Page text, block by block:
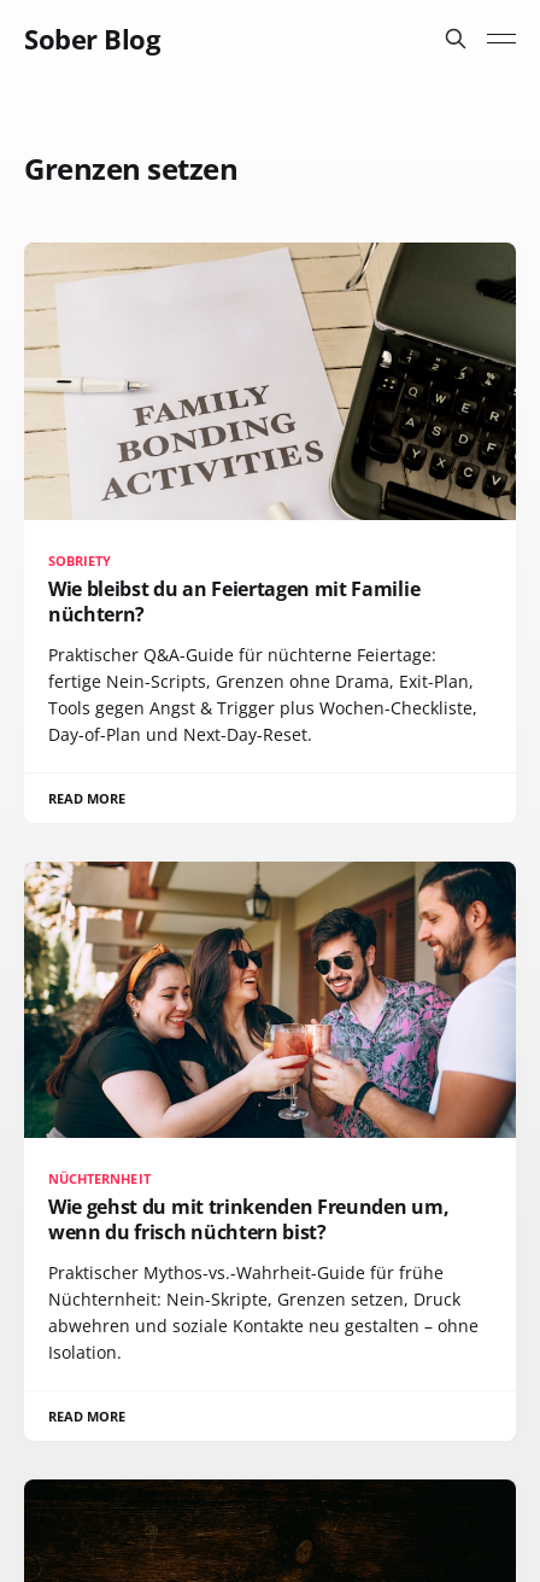
Sober Blog
Grenzen setzen
SOBRIETY
Wie bleibst du an Feiertagen mit Familie
nüchtern?
Praktischer Q&A-Guide für nüchterne Feiertage:
fertige Nein-Scripts, Grenzen ohne Drama, Exit-Plan,
Tools gegen Angst & Trigger plus Wochen-Checkliste,
Day-of-Plan und Next-Day-Reset.
READ MORE
NÜCHTERNHEIT
Wie gehst du mit trinkenden Freunden um,
wenn du frisch nüchtern bist?
Praktischer Mythos-vs.-Wahrheit-Guide für frühe
Nüchternheit: Nein-Skripte, Grenzen setzen, Druck
abwehren und soziale Kontakte neu gestalten – ohne
Isolation.
READ MORE